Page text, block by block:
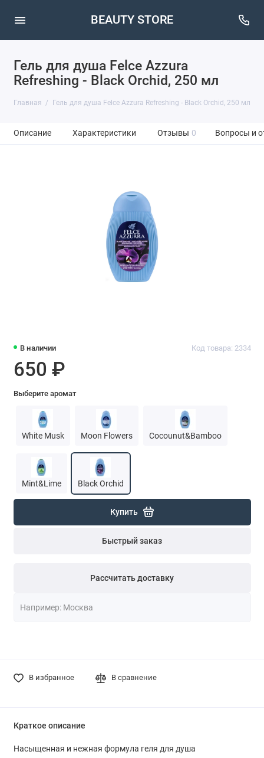
BEAUTY STORE
Гель для душа Felce Azzura
Refreshing - Black Orchid, 250 мл
Главная Гель для душа Felce Azzura Refreshing - Black Orchid, 250 мл
Описание Характеристики Отзывы 0 Вопросы и
В наличии Код товара: 2334
650 ₽
Выберите аромат
White Musk Moon Flowers Cocounut&Bamboo
Mint&Lime Black Orchid
Купить
Быстрый заказ
Рассчитать доставку
В избранное В сравнение
Краткое описание
Насыщенная и нежная формула геля для душа